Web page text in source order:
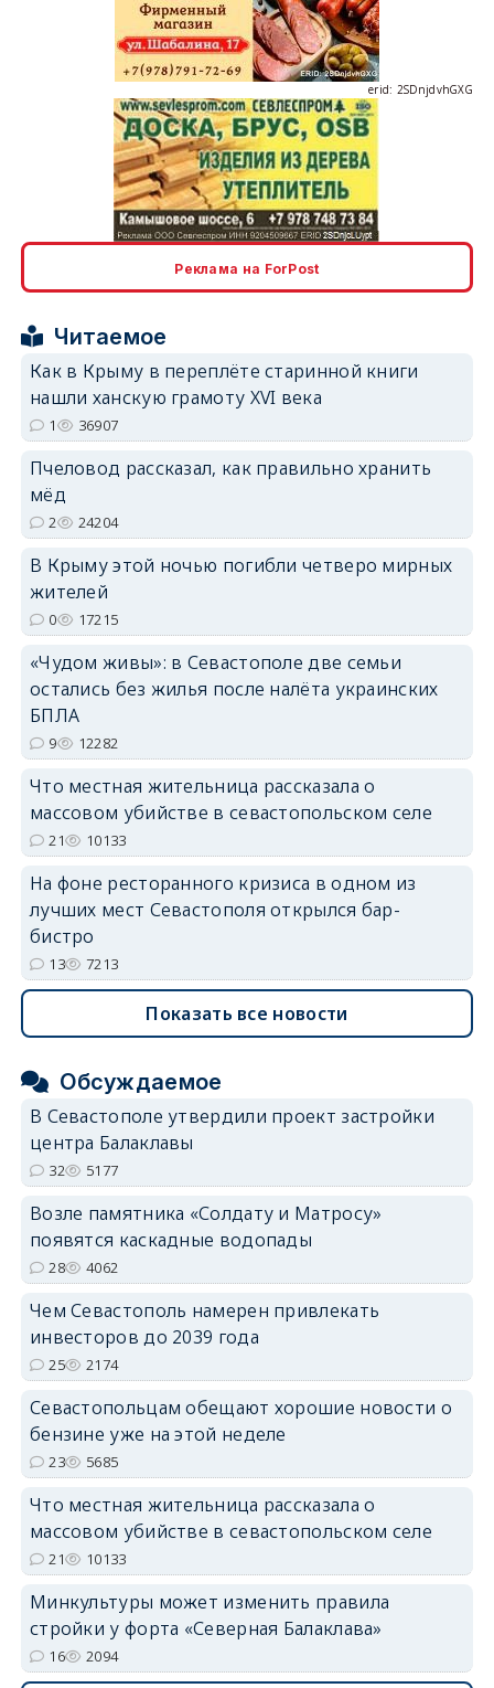
erid: 2SDnjdvhGXG
Реклама на ForPost
Читаемое
Как в Крыму в переплёте старинной книги
нашли ханскую грамоту XVI века
1 36907
Пчеловод рассказал, как правильно хранить
мёд
2 24204
В Крыму этой ночью погибли четверо мирных
жителей
0 17215
«Чудом живы»: в Севастополе две семьи
остались без жилья после налёта украинских
БПЛА
9 12282
Что местная жительница рассказала о
массовом убийстве в севастопольском селе
21 10133
На фоне ресторанного кризиса в одном из
лучших мест Севастополя открылся бар-
бистро
13 7213
Показать все новости
Обсуждаемое
В Севастополе утвердили проект застройки
центра Балаклавы
32 5177
Возле памятника «Солдату и Матросу»
появятся каскадные водопады
28 4062
Чем Севастополь намерен привлекать
инвесторов до 2039 года
25 2174
Севастопольцам обещают хорошие новости о
бензине уже на этой неделе
23 5685
Что местная жительница рассказала о
массовом убийстве в севастопольском селе
21 10133
Минкультуры может изменить правила
стройки у форта «Северная Балаклава»
16 2094